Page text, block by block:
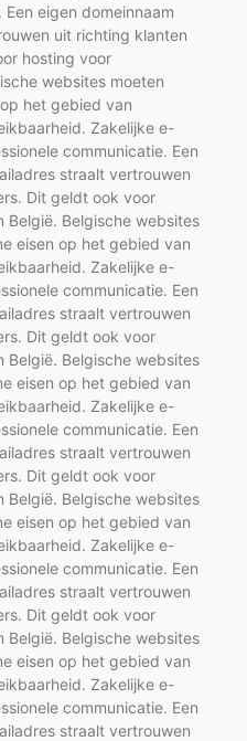
eigen domeinnaam
uit richting klanten
hosting voor
websites moeten
het gebied van
Zakelijke e-
communicatie. Een
straalt vertrouwen
Dit geldt ook voor
België. Belgische websites
eisen op het gebied van
Zakelijke e-
communicatie. Een
straalt vertrouwen
Dit geldt ook voor
België. Belgische websites
eisen op het gebied van
Zakelijke e-
communicatie. Een
straalt vertrouwen
Dit geldt ook voor
België. Belgische websites
eisen op het gebied van
Zakelijke e-
communicatie. Een
straalt vertrouwen
Dit geldt ook voor
België. Belgische websites
eisen op het gebied van
Zakelijke e-
communicatie. Een
straalt vertrouwen